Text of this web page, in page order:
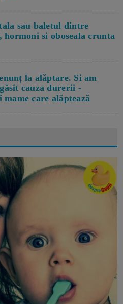
sau baletul dintre
hormoni si oboseala crunta
la alăptare. Si am
cauza durerii -
mame care alăptează